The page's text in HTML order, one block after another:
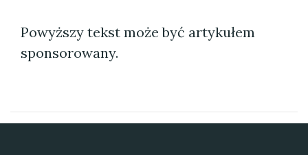
Powyższy tekst może być artykułem
sponsorowany.